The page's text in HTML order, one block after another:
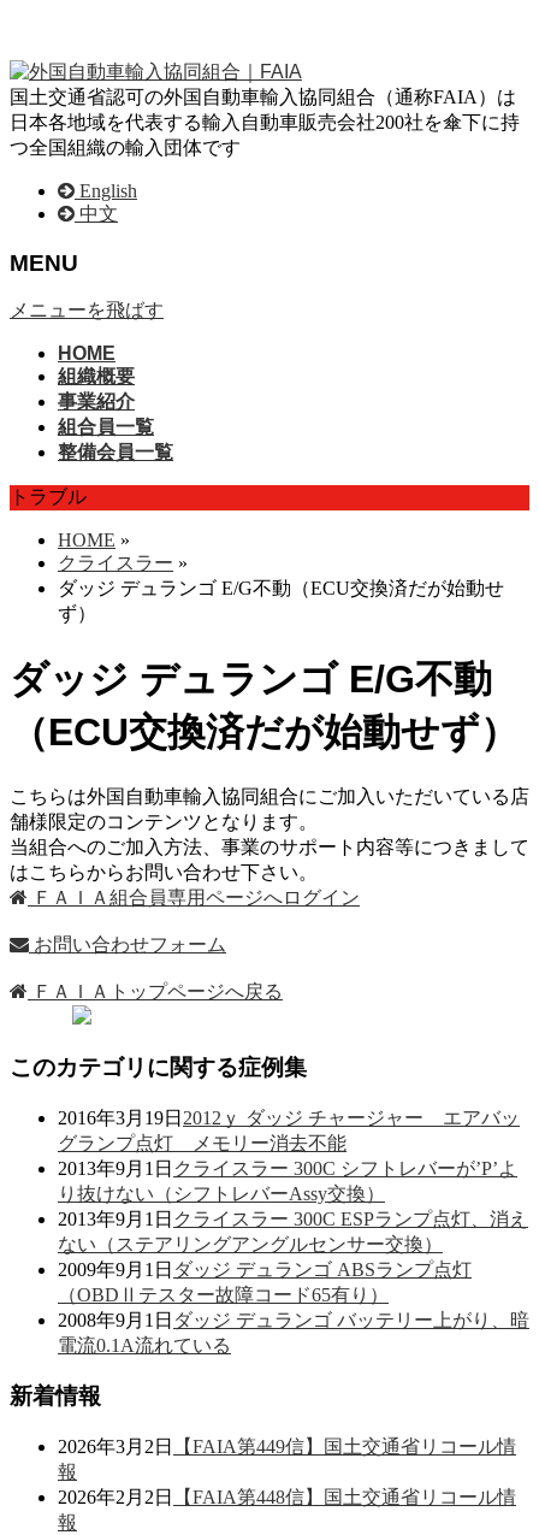
国土交通省認可の外国自動車輸入協同組合（通称FAIA）は
日本各地域を代表する輸入自動車販売会社200社を傘下に持
つ全国組織の輸入団体です
English
中文
MENU
メニューを飛ばす
HOME
組織概要
事業紹介
組合員一覧
整備会員一覧
トラブル
HOME »
クライスラー »
ダッジ デュランゴ E/G不動（ECU交換済だが始動せ
ず）
ダッジ デュランゴ E/G不動
（ECU交換済だが始動せず）
こちらは外国自動車輸入協同組合にご加入いただいている店
舗様限定のコンテンツとなります。
当組合へのご加入方法、事業のサポート内容等につきまして
はこちらからお問い合わせ下さい。
ＦＡＩＡ組合員専用ページへログイン
お問い合わせフォーム
ＦＡＩＡトップページへ戻る
このカテゴリに関する症例集
2016年3月19日 2012ｙ ダッジ チャージャー エアバッ
グランプ点灯 メモリー消去不能
2013年9月1日 クライスラー 300C シフトレバーが’P’よ
り抜けない（シフトレバーAssy交換）
2013年9月1日 クライスラー 300C ESPランプ点灯、消え
ない（ステアリングアングルセンサー交換）
2009年9月1日 ダッジ デュランゴ ABSランプ点灯
（OBDⅡテスター故障コード65有り）
2008年9月1日 ダッジ デュランゴ バッテリー上がり、暗
電流0.1A流れている
新着情報
2026年3月2日
【FAIA第449信】国土交通省リコール情
報
2026年2月2日
【FAIA第448信】国土交通省リコール情
報